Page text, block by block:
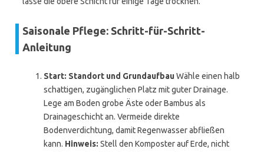
Saisonale Pflege: Schritt-für-Schritt-
Anleitung
Start: Standort und GrundaufbauWähle einen halb
schattigen, zugänglichen Platz mit guter Drainage.
Lege am Boden grobe Äste oder Bambus als
Drainageschicht an. Vermeide direkte
Bodenverdichtung, damit Regenwasser abfließen
kann. Hinweis: Stell den Komposter auf Erde, nicht